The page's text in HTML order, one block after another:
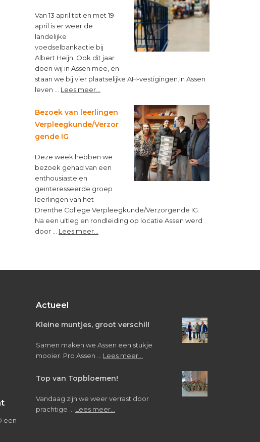
Van 13 april tot en met 19
april is er weer de
landelijke
voedselbankactie bij
Albert Heijn. Ook dit jaar
doen wij in Assen mee, en
staan we bij vier plaatselijke AH-vestigingen.In Assen
leven … Lees meer...
een
Bezoek van leerlingen
Verpleegkunde/Verzor
gende IG
Deze week hebben we
bezoek gehad van een
enthousiaste en
geïnteresseerde groep
leerlingen van het
Drenthe College Verpleegkunde/Verzorgende IG.
Na een uitleg en rondleiding op locatie Assen werd
door … Lees meer...
een
Actueel
Kleine muntjes, groot verschil!
Samen maken we Assen een stukje
mooier. Pro Assen … Lees meer...
verschil!
Top van Topbloemen!
Vandaag zijn we weer verrast door
prachtige … Lees meer...